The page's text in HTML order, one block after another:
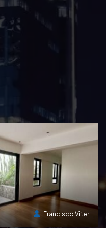
Francisco Viteri